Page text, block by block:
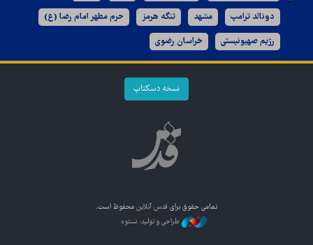
دونالد ترامپ مشهد تنگه هرمز حرم مطهر امام رضا (ع)
رژیم صهیونیستی خراسان رضوی
نسخه دسکتاپ
تمامی حقوق برای قدس آنلاین محفوظ است.
طراحی و تولید: نستوه